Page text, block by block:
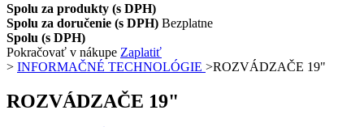
Spolu za produkty (s DPH)
Spolu za doručenie (s DPH) Bezplatne
Spolu (s DPH)
Pokračovať v nákupe Zaplatiť
> INFORMAČNÉ TECHNOLÓGIE >ROZVÁDZAČE 19"
ROZVÁDZAČE 19"